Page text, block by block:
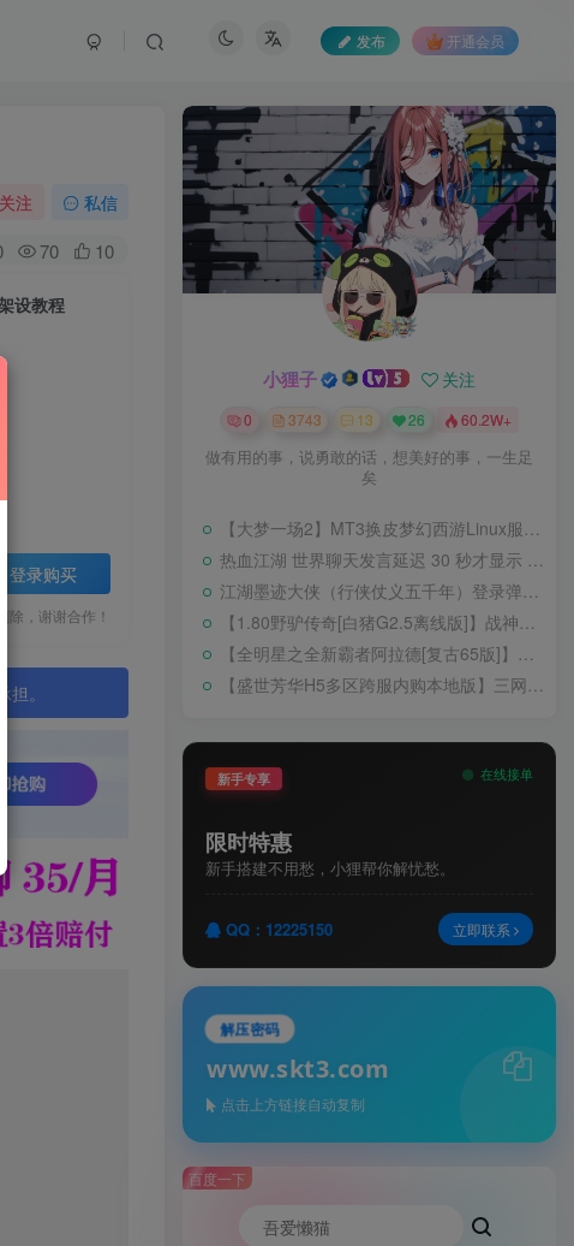
发布 开通会员
关注 私信
70 10
设教程
登录购买
，谢谢合作！
。
小狸子 关注
0 3743 13 26 60.2W+
做有用的事，说勇敢的话，想美好的事，一生足
矣
【大梦一场2】MT3换皮梦幻西游Linux服务端+GM后台+源码+双端+架设教程
热血江湖 世界聊天发言延迟 30 秒才显示 BUG 修复教程
江湖墨迹大侠（行侠仗义五千年）登录弹出 WELCOME 提示无法进游戏修复教程
【1.80野驴传奇[白猪G2.5离线版]】战神引擎WIN服务端+GM工具+充值后台+安卓+架设教程
【全明星之全新霸者阿拉德[复古65版]】横版闯关手游Linux服务端+配套表+WEB管理后台+GM授权后台+双端+架设教程
【盛世芳华H5多区跨服内购本地版】三网H5宫斗养成游戏Linux手工服务端+CDK授权后台+安卓+架设教程
新手专享 在线接单
限时特惠
新手搭建不用愁，小狸帮你解忧愁。
QQ：12225150 立即联系
解压密码
www.skt3.com
点击上方链接自动复制
百度一下